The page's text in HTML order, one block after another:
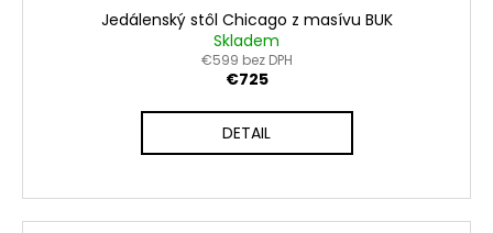
Jedálenský stôl Chicago z masívu BUK
Skladem
€599 bez DPH
€725
DETAIL